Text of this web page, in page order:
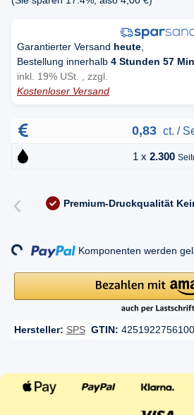
Garantierter Versand heute
Bestellung innerhalb 4 Stunden 57
inkl. 19% USt. , zzgl.
Kostenloser Versand
0,83 ct. /
1 x 2.300
‹ Premium-Druckqualität
Loading... Komponenten werden
Hersteller: SPS GTIN: 4251922756100